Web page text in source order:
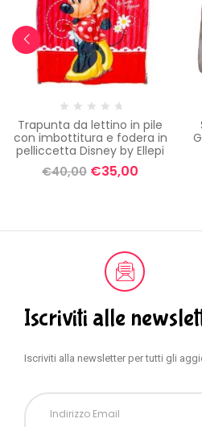
Trapunta da lettino in pile
con imbottitura e fodera in
pelliccetta Disney by Ellepi
€40,00 €35,00
Iscriviti alle
Iscriviti alla newsletter per tutti gli